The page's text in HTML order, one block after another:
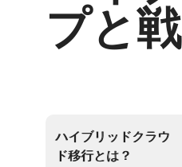
プと
ハイブリッドクラウ
ド移行とは？